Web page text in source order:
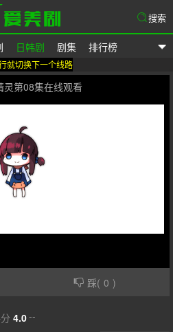
爱美剧
日韩剧 剧集 排行榜
搜索
就切换下一个线路
灵第08集在线观看
踩( 0 )
4.0--